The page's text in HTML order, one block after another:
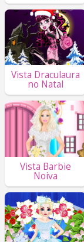
Vista Draculaura
no Natal
Vista Barbie
Noiva